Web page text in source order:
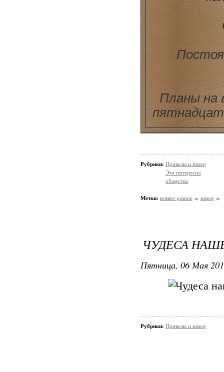
Планы на
Рубрики: Приколы и юмор
Это интересно
общество
Метки: всякое разное юмор
ЧУДЕСА
Пятница, 06 Мая
Рубрики: Приколы и юмор